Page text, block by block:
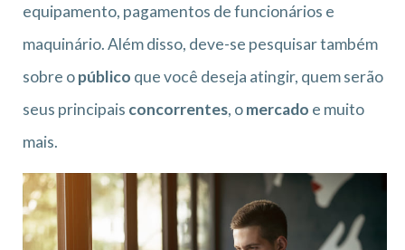
equipamento, pagamentos de funcionários e
maquinário. Além disso, deve-se pesquisar também
sobre opúblico que você deseja atingir, quem serão
seus principais concorrentes, omercado e muito
mais.